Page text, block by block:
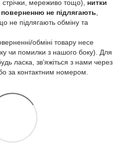
стрічки, мереживо тощо), нитки
поверненню не підлягають
не підлягають обміну та
обміні товару несе
чи помилки з нашого боку). Для
ласка, зв’яжіться з нами через
за контактним номером.